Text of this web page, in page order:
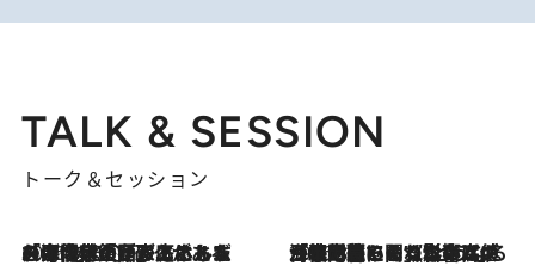
TALK & SESSION
トーク＆セッション
2026.8.3
「今後値上げがあるとすれば…」「リスクがあるのは今年の冬」エネルギー専門家が語る、ホルムズ海峡封鎖が家庭にもたらす“ある心配” 2026.8.3
「住宅建てられない…」「サーチャージ料の高値が続いている」ホルムズ海峡封鎖による影響はいつまで続く？《エネルギー専門家に聞く“どうなる日本の暮らし”》